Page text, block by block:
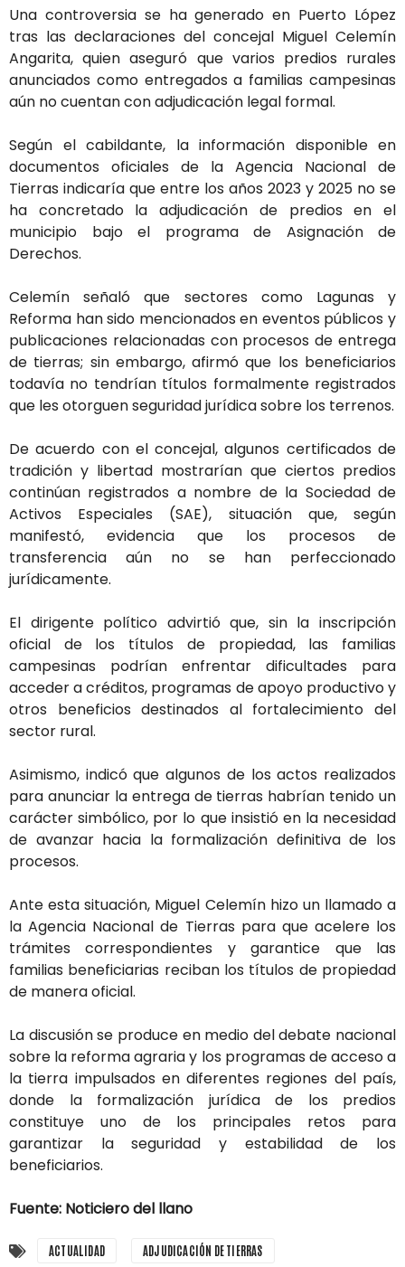
Una controversia se ha generado en Puerto López
tras las declaraciones del concejal Miguel Celemín
Angarita, quien aseguró que varios predios rurales
anunciados como entregados a familias campesinas
aún no cuentan con adjudicación legal formal.
Según el cabildante, la información disponible en
documentos oficiales de la Agencia Nacional de
Tierras indicaría que entre los años 2023 y 2025 no se
ha concretado la adjudicación de predios en el
municipio bajo el programa de Asignación de
Derechos.
Celemín señaló que sectores como Lagunas y
Reforma han sido mencionados en eventos públicos y
publicaciones relacionadas con procesos de entrega
de tierras; sin embargo, afirmó que los beneficiarios
todavía no tendrían títulos formalmente registrados
que les otorguen seguridad jurídica sobre los terrenos.
De acuerdo con el concejal, algunos certificados de
tradición y libertad mostrarían que ciertos predios
continúan registrados a nombre de la Sociedad de
Activos Especiales (SAE), situación que, según
manifestó, evidencia que los procesos de
transferencia aún no se han perfeccionado
jurídicamente.
El dirigente político advirtió que, sin la inscripción
oficial de los títulos de propiedad, las familias
campesinas podrían enfrentar dificultades para
acceder a créditos, programas de apoyo productivo y
otros beneficios destinados al fortalecimiento del
sector rural.
Asimismo, indicó que algunos de los actos realizados
para anunciar la entrega de tierras habrían tenido un
carácter simbólico, por lo que insistió en la necesidad
de avanzar hacia la formalización definitiva de los
procesos.
Ante esta situación, Miguel Celemín hizo un llamado a
la Agencia Nacional de Tierras para que acelere los
trámites correspondientes y garantice que las
familias beneficiarias reciban los títulos de propiedad
de manera oficial.
La discusión se produce en medio del debate nacional
sobre la reforma agraria y los programas de acceso a
la tierra impulsados en diferentes regiones del país,
donde la formalización jurídica de los predios
constituye uno de los principales retos para
garantizar la seguridad y estabilidad de los
beneficiarios.
Fuente: Noticiero del llano
ACTUALIDAD ADJUDICACIÓN DE TIERRAS